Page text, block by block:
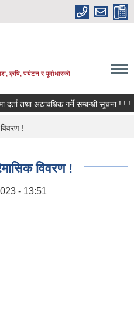
कृषि, पर्यटन र पूर्वाधारको
तथा अद्यावधिक गर्ने सम्बन्धी सूचना ! ! !
!
विवरण !
- 13:51